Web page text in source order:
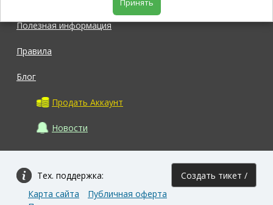
Полезная информация
Правила
Блог
Продать Аккаунт
Новости
Тех. поддержка: Создать тикет /
Карта сайта
Публичная оферта
Принять